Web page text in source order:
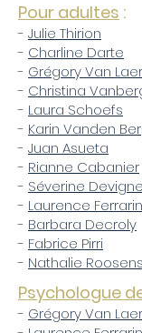
Pour adultes :
- Julie Thirion
- Charline Darte
- Grégory Van Laer
- Christina
- Laura Schoefs
- Karin Vanden
- Juan Asueta
- Rianne Cabanier
- Séverine Devigne
- Laurence Ferrarin
- Barbara Decroly
- Fabrice Pirri
- Nathalie Roosens
Psychologue
- Grégory Van Laer